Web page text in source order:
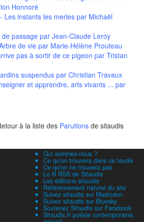
Honnoré
Les instants les merles par Michaël
passage par Jean-Claude Leroy
de vie par Marie-Hélène Prouteau
pas à sortir de ce pigeon par Tristan
suspendus par Christian Travaux
et apprendre, arts vivants ... par
à la liste des Parutions de sitaudis
Qui sommes-nous ?
Ce qu'on trouvera dans ce taudis
Ce qu'on ne trouvera pas
Le fil RSS de Sitaudis
Les éditions sitaudis
Référencement naturel du site
Suivez sitaudis sur Mastodon
Suivez sitaudis sur Bluesky
Soutenez Sitaudis sur Facebook
Sitaudis.fr poésie contemporaine,